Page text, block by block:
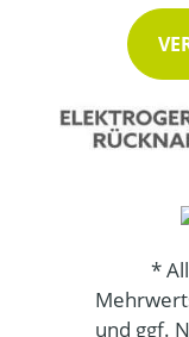
*
und ggf.